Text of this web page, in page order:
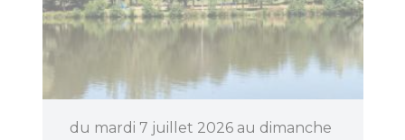
BOUGER
en Centre
du mardi 7 juillet 2026 au dimanche